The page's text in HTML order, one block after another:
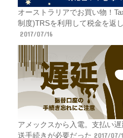
オーストラリアでお買い物！
制度)TRSを利用して税金を返
2017/07/16
アメックスから入電。支払い
送手続きが必要だった 2017/07/